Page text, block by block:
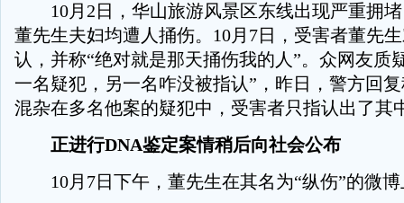
10月2日，华山旅游风景区东线出现严重拥堵
董先生夫妇均遭人捅伤。10月7日，受害者董先
认，并称“绝对就是那天捅伤我的人”。众网友质
一名疑犯，另一名咋没被指认”，昨日，警方回
混杂在多名他案的疑犯中，受害者只指认出了其
正进行DNA鉴定案情稍后向社会公布
10月7日下午，董先生在其名为“纵伤”的微博